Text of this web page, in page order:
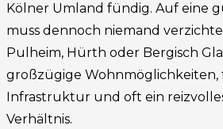
Kölner Umland fündig. Auf eine
muss dennoch niemand
Pulheim, Hürth oder Bergisch
großzügige
Infrastruktur und oft ein
Verhältnis.